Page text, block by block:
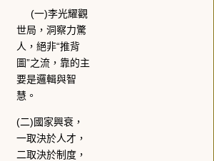
(一)李光耀觀
世局，洞察力驚
人，絕非“推背
圖”之流，靠的主
要是邏輯與智
慧。
(二)國家興衰，
一取決於人才，
二取決於制度，